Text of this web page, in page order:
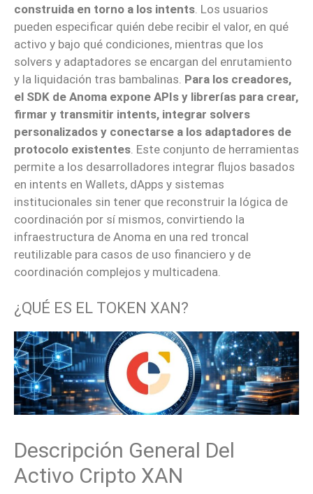
construida en torno a los intents. Los usuarios
pueden especificar quién debe recibir el valor, en qué
activo y bajo qué condiciones, mientras que los
solvers y adaptadores se encargan del enrutamiento
y la liquidación tras bambalinas. Para los creadores,
el SDK de Anoma expone APIs y librerías para crear,
firmar y transmitir intents, integrar solvers
personalizados y conectarse a los adaptadores de
protocolo existentes. Este conjunto de herramientas
permite a los desarrolladores integrar flujos basados
en intents en Wallets, dApps y sistemas
institucionales sin tener que reconstruir la lógica de
coordinación por sí mismos, convirtiendo la
infraestructura de Anoma en una red troncal
reutilizable para casos de uso financiero y de
coordinación complejos y multicadena.
¿QUÉ ES EL TOKEN XAN?
Descripción General Del
Activo Cripto XAN